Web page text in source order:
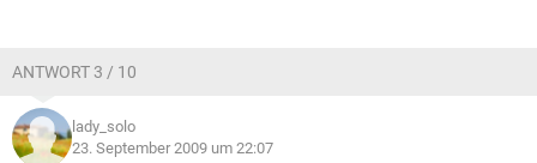
ANTWORT 3 / 10
lady_solo
23. September 2009 um 22:07